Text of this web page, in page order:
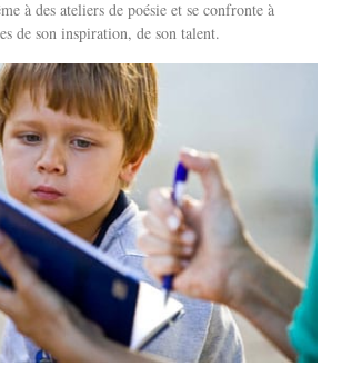
à des ateliers de poésie et se confronte à
de son inspiration, de son talent.